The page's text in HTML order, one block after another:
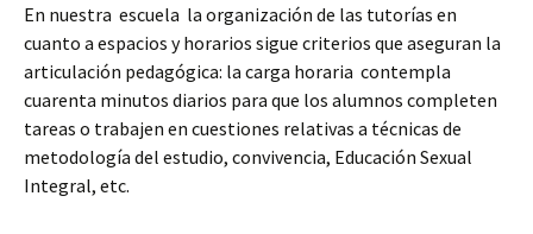
En nuestra escuela la organización de las tutorías en
cuanto a espacios y horarios sigue criterios que aseguran la
articulación pedagógica: la carga horaria contempla
cuarenta minutos diarios para que los alumnos completen
tareas o trabajen en cuestiones relativas a técnicas de
metodología del estudio, convivencia, Educación Sexual
Integral, etc.